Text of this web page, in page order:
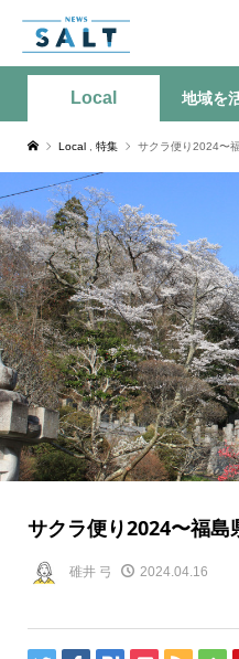
Local 地域を
Local 特集 サクラ便り2024〜
サクラ便り2024〜福島
碓井 弓 2024.04.16